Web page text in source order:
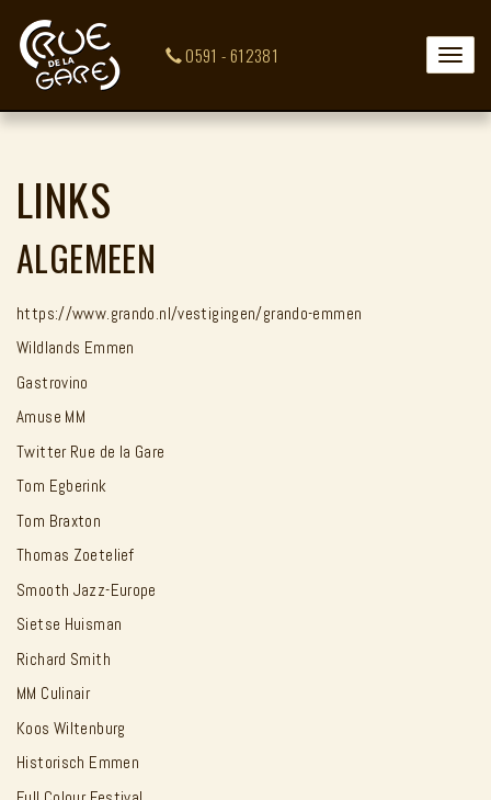
Toggle
0591 - 612381
LINKS
ALGEMEEN
https://www.grando.nl/vestigingen/grando-emmen
Wildlands Emmen
Gastrovino
Amuse MM
Twitter Rue de la Gare
Tom Egberink
Tom Braxton
Thomas Zoetelief
Smooth Jazz-Europe
Sietse Huisman
Richard Smith
MM Culinair
Koos Wiltenburg
Historisch Emmen